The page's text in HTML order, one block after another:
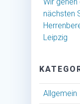
nächsten
Leipzig
Allgemein